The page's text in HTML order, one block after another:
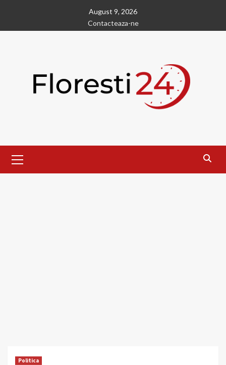
content
August 9, 2026
Contacteaza-ne
Menu
Politica